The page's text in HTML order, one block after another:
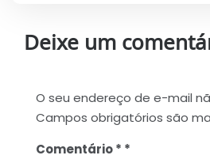
Deixe um
O seu endereço de e-mail
Campos obrigatórios são
Comentário*